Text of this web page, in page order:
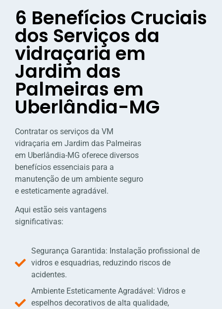
6 Benefícios Cruciais
dos Serviços da
vidraçaria em
Jardim das
Palmeiras em
Uberlândia-MG
Contratar os serviços da VM
vidraçaria em Jardim das Palmeiras
em Uberlândia-MG oferece diversos
benefícios essenciais para a
manutenção de um ambiente seguro
e esteticamente agradável.
Aqui estão seis vantagens
significativas:
Segurança Garantida: Instalação profissional de
vidros e esquadrias, reduzindo riscos de
acidentes.
Ambiente Esteticamente Agradável: Vidros e
espelhos decorativos de alta qualidade,